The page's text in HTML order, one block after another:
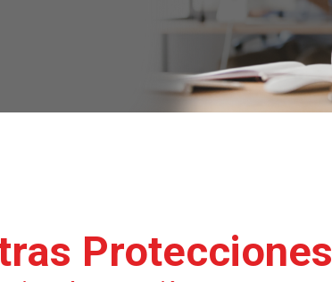
Protecciones